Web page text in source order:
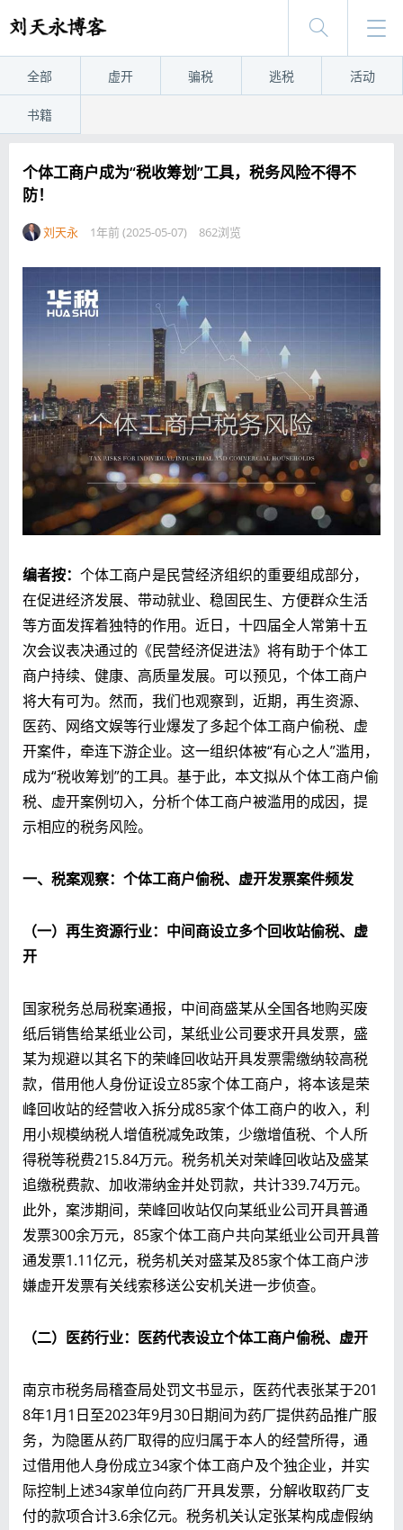
全部 虚开 骗税 逃税 活动
书籍
个体工商户成为“税收筹划”工具，税务风险不得不
防！
刘天永 1年前 (2025-05-07) 862浏览
编者按： 个体工商户是民营经济组织的重要组成部分，
在促进经济发展、带动就业、稳固民生、方便群众生活
等方面发挥着独特的作用。近日，十四届全人常第十五
次会议表决通过的《民营经济促进法》将有助于个体工
商户持续、健康、高质量发展。可以预见，个体工商户
将大有可为。然而，我们也观察到，近期，再生资源、
医药、网络文娱等行业爆发了多起个体工商户偷税、虚
开案件，牵连下游企业。这一组织体被“有心之人”滥用，
成为“税收筹划”的工具。基于此，本文拟从个体工商户偷
税、虚开案例切入，分析个体工商户被滥用的成因，提
示相应的税务风险。
一、 税案观察：个体工商户偷税、虚开发票案件频发​
（一）再生资源行业：中间商设立多个回收站偷税、虚
开
国家税务总局税案通报，中间商盛某从全国各地购买废
纸后销售给某纸业公司，某纸业公司要求开具发票，盛
某为规避以其名下的荣峰回收站开具发票需缴纳较高税
款，借用他人身份证设立85家个体工商户，将本该是荣
峰回收站的经营收入拆分成85家个体工商户的收入，利
用小规模纳税人增值税减免政策，少缴增值税、个人所
得税等税费215.84万元。税务机关对荣峰回收站及盛某
追缴税费款、加收滞纳金并处罚款，共计339.74万元。
此外，案涉期间，荣峰回收站仅向某纸业公司开具普通
发票300余万元，85家个体工商户共向某纸业公司开具普
通发票1.11亿元，税务机关对盛某及85家个体工商户涉
嫌虚开发票有关线索移送公安机关进一步侦查。
（二）医药行业：医药代表设立个体工商户偷税、虚开
南京市税务局稽查局处罚文书显示，医药代表张某于201
8年1月1日至2023年9月30日期间为药厂提供药品推广服
务，为隐匿从药厂取得的应归属于本人的经营所得，通
过借用他人身份成立34家个体工商户及个独企业，并实
际控制上述34家单位向药厂开具发票，分解收取药厂支
付的款项合计3.6余亿元。税务机关认定张某构成虚假纳